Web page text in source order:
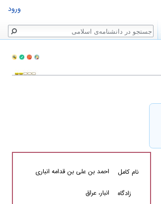
نام کامل احمد بن على بن قدامه انبارى
زادگاه
انبار، عراق
ورود
جستجو